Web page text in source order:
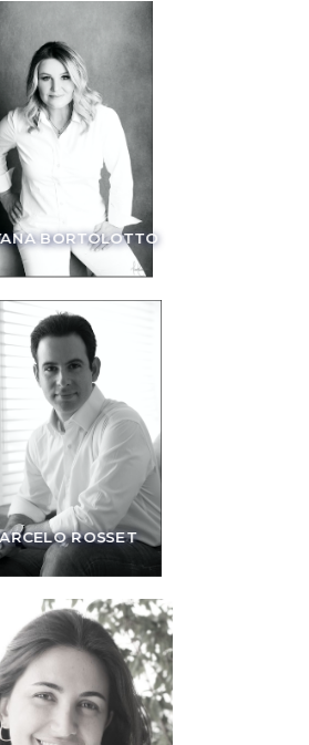
BORTOLOTTO
ROSSET